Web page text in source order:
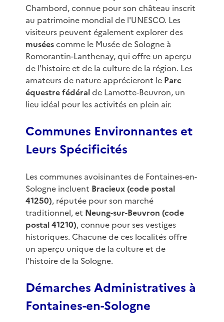
Chambord, connue pour son château inscrit
au patrimoine mondial de l'UNESCO. Les
visiteurs peuvent également explorer des
muséescomme le Musée de Sologne à
Romorantin-Lanthenay, qui offre un aperçu
de l'histoire et de la culture de la région. Les
amateurs de nature apprécieront le Parc
équestre fédéralde Lamotte-Beuvron, un
lieu idéal pour les activités en plein air.
Communes Environnantes et
Leurs Spécificités
Les communes avoisinantes de Fontaines-en-
Sologne incluent Bracieux (code postal
41250), réputée pour son marché
traditionnel, et Neung-sur-Beuvron (code
postal 41210), connue pour ses vestiges
historiques. Chacune de ces localités offre
un aperçu unique de la culture et de
l'histoire de la Sologne.
Démarches Administratives à
Fontaines-en-Sologne